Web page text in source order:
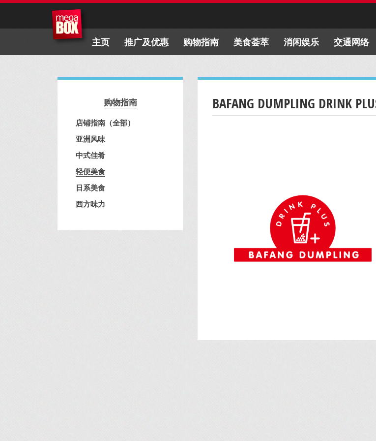
主页 推广及优惠 购物指南 美食荟萃 消闲娱乐 交通网络
购物指南
店铺指南（全部）
亚洲风味
中式佳肴
轻便美食
日系美食
西方味力
BAFANG DUMPLING DRINK